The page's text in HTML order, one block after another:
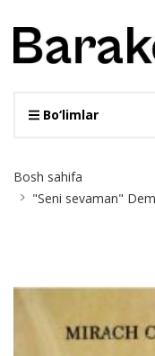
Bo‘limlar
Breadcrumb
Bosh sahifa
"Seni sevaman"